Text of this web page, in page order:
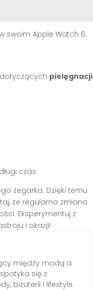
swoim Apple Watch 6.
dotyczących pielęgnacji
czas.
zegarka. Dzięki temu
że regularna zmiana
Eksperymentuj z
i okazji!
między modą a
się z
biżuterii i lifestyle.